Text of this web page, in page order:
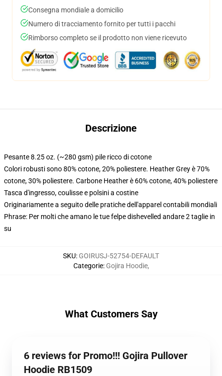
Consegna mondiale a domicilio
Numero di tracciamento fornito per tutti i pacchi
Rimborso completo se il prodotto non viene ricevuto
Descrizione
Pesante 8.25 oz. (~280 gsm) pile ricco di cotone
Colori robusti sono 80% cotone, 20% poliestere. Heather Grey è 70%
cotone, 30% poliestere. Carbone Heather è 60% cotone, 40% poliestere
Tasca d'ingresso, coulisse e polsini a costine
Originariamente a seguito delle pratiche dell'apparel contabili mondiali
Phrase: Per molti che amano le tue felpe dishevelled andare 2 taglie in
su
SKU: GOIRUSJ-52754-DEFAULT
Categorie: Gojira Hoodie,
What Customers Say
6 reviews for Promo!!! Gojira Pullover
Hoodie RB1509